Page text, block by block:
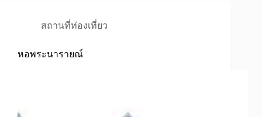
สถานที่ท่องเที่ยว
หอพระนารายณ์